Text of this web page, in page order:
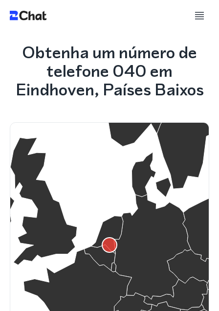
Obtenha um número de
telefone 040 em
Eindhoven, Países Baixos